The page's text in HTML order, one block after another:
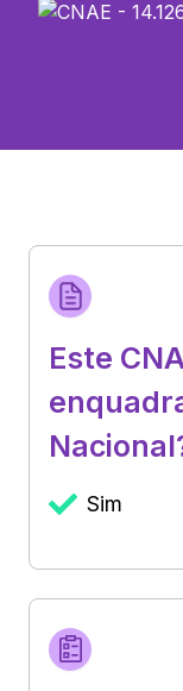
Este
Sim